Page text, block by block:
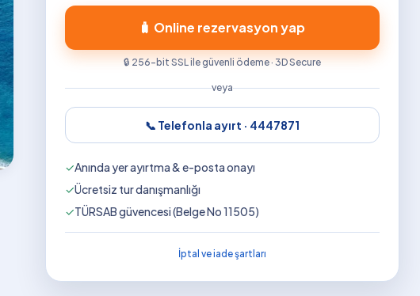
🧳 Online rezervasyon yap
🔒 256-bit SSL ile güvenli ödeme · 3D Secure
veya
📞 Telefonla ayırt · 4447871
✓Anında yer ayırtma & e-posta onayı
✓Ücretsiz tur danışmanlığı
✓TÜRSAB güvencesi (Belge No 11505)
İptal ve iade şartları